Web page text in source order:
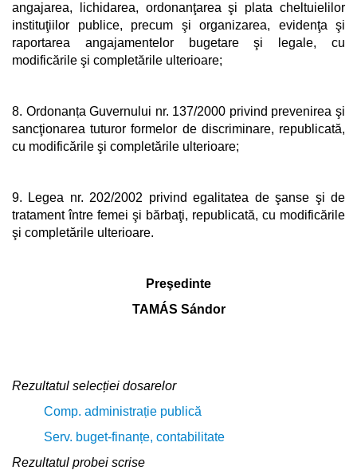
angajarea, lichidarea, ordonanţarea şi plata cheltuielilor
instituţiilor publice, precum şi organizarea, evidenţa şi
raportarea angajamentelor bugetare şi legale, cu
modificările şi completările ulterioare;
8. Ordonanța Guvernului nr. 137/2000 privind prevenirea şi
sancţionarea tuturor formelor de discriminare, republicată,
cu modificările şi completările ulterioare;
9. Legea nr. 202/2002 privind egalitatea de şanse şi de
tratament între femei şi bărbaţi, republicată, cu modificările
şi completările ulterioare.
Preşedinte
TAMÁS Sándor
Rezultatul selecției dosarelor
Comp. administrație publică
Serv. buget-finanțe, contabilitate
Rezultatul probei scrise